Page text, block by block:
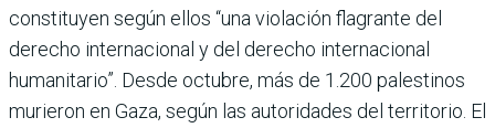
constituyen según ellos “una violación flagrante del
derecho internacional y del derecho internacional
humanitario”. Desde octubre, más de 1.200 palestinos
murieron en Gaza, según las autoridades del territorio. El